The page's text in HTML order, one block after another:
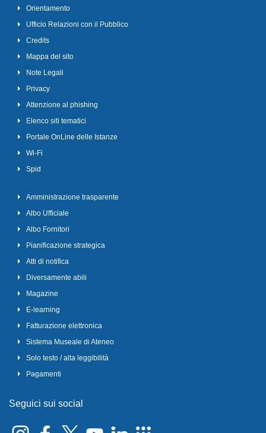
Orientamento
Ufficio Relazioni con il Pubblico
Credits
Mappa del sito
Note Legali
Privacy
Attenzione al phishing
Elenco siti tematici
Portale OnLine delle Istanze
Wi-Fi
Spid
Amministrazione trasparente
Albo Ufficiale
Albo Fornitori
Pianificazione strategica
Atti di notifica
Diversamente abili
Magazine
E-learning
Fatturazione elettronica
Sistema Museale di Ateneo
Solo testo / alta leggibilità
Pagamenti
Seguici sui social